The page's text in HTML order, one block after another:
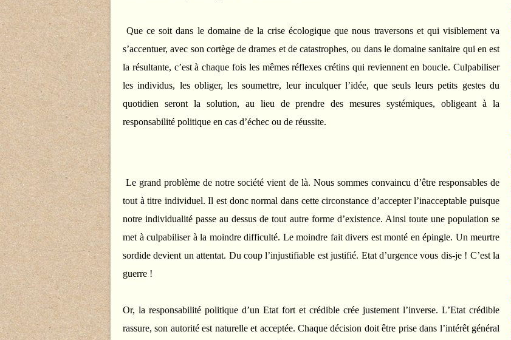
Que ce soit dans le domaine de la crise écologique que nous traversons et qui visiblement va
s’accentuer, avec son cortège de drames et de catastrophes, ou dans le domaine sanitaire qui en est
la résultante, c’est à chaque fois les mêmes réflexes crétins qui reviennent en boucle. Culpabiliser
les individus, les obliger, les soumettre, leur inculquer l’idée, que seuls leurs petits gestes du
quotidien seront la solution, au lieu de prendre des mesures systémiques, obligeant à la
responsabilité politique en cas d’échec ou de réussite.
Le grand problème de notre société vient de là. Nous sommes convaincu d’être responsables de
tout à titre individuel. Il est donc normal dans cette circonstance d’accepter l’inacceptable puisque
notre individualité passe au dessus de tout autre forme d’existence. Ainsi toute une population se
met à culpabiliser à la moindre difficulté. Le moindre fait divers est monté en épingle. Un meurtre
sordide devient un attentat. Du coup l’injustifiable est justifié. Etat d’urgence vous dis-je ! C’est la
guerre !
Or, la responsabilité politique d’un Etat fort et crédible crée justement l’inverse. L’Etat crédible
rassure, son autorité est naturelle et acceptée. Chaque décision doit être prise dans l’intérêt général